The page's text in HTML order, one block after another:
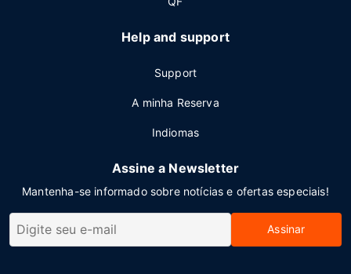
Help and support
Support
A minha Reserva
Indiomas
Assine a Newsletter
Mantenha-se informado sobre notícias e ofertas especiais!
Assinar